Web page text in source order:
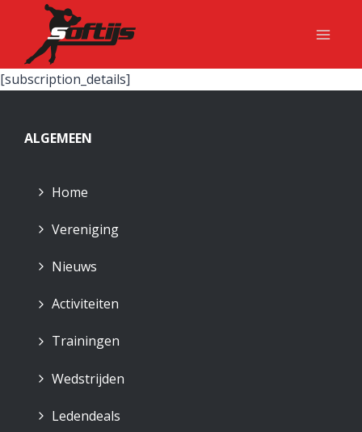
Doorgaan
inhoud
[subscription_details]
ALGEMEEN
Home
Vereniging
Nieuws
Activiteiten
Trainingen
Wedstrijden
Ledendeals